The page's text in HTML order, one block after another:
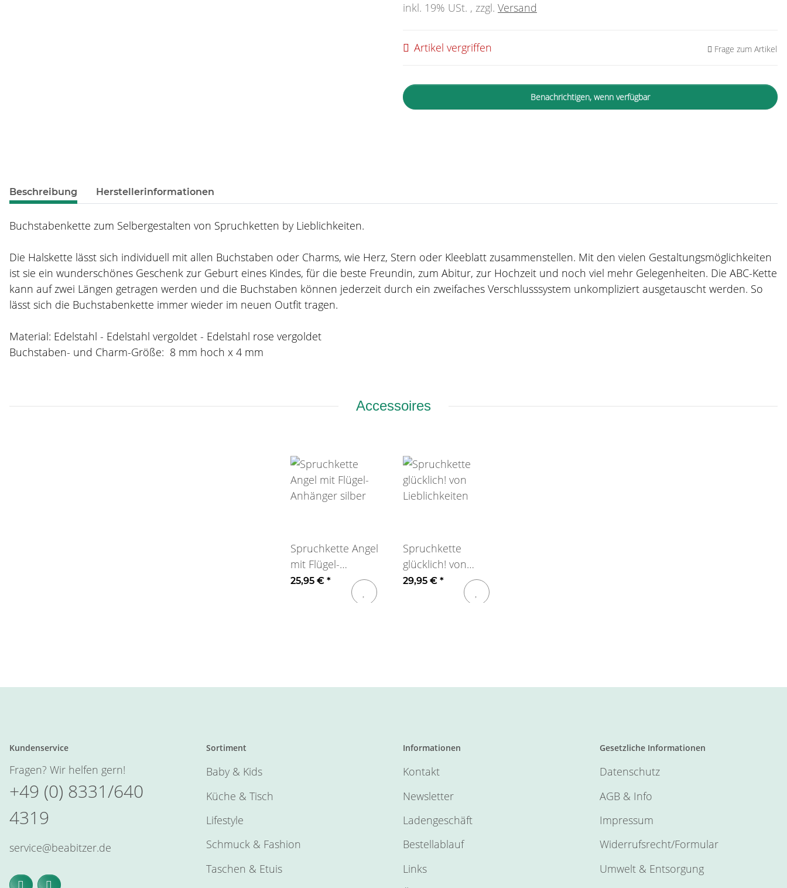
inkl. 19% USt. , zzgl. Versand
Artikel vergriffen Frage zum Artikel
Benachrichtigen, wenn verfügbar
weitere Registerkarten anzeigen
Beschreibung Herstellerinformationen
Buchstabenkette zum Selbergestalten von Spruchketten by Lieblichkeiten.
Die Halskette lässt sich individuell mit allen Buchstaben oder Charms, wie Herz, Stern oder Kleeblatt zusammenstellen. Mit den vielen Gestaltungsmöglichkeiten
ist sie ein wunderschönes Geschenk zur Geburt eines Kindes, für die beste Freundin, zum Abitur, zur Hochzeit und noch viel mehr Gelegenheiten. Die ABC-Kette
kann auf zwei Längen getragen werden und die Buchstaben können jederzeit durch ein zweifaches Verschlusssystem unkompliziert ausgetauscht werden. So
lässt sich die Buchstabenkette immer wieder im neuen Outfit tragen.
Material: Edelstahl - Edelstahl vergoldet - Edelstahl rose vergoldet
Buchstaben- und Charm-Größe: 8 mm hoch x 4 mm
Accessoires
Spruchkette Angel
mit Flügel-
Anhänger silber
25,95 € *
Spruchkette
glücklich! von
Lieblichkeiten
29,95 € *
Kundenservice
Fragen? Wir helfen gern!
+49 (0) 8331/640
4319
service@beabitzer.de
Sortiment
Baby & Kids
Küche & Tisch
Lifestyle
Schmuck & Fashion
Taschen & Etuis
Informationen
Kontakt
Newsletter
Ladengeschäft
Bestellablauf
Links
Gesetzliche Informationen
Datenschutz
AGB & Info
Impressum
Widerrufsrecht/Formular
Umwelt & Entsorgung